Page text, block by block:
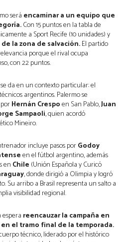
será encaminar a un equipo que
Con 15 puntos en la tabla de
a Sport Recife (10 unidades) y
la zona de salvación.El partido
porque el rival ocupa
con 22 puntos.
da en un contexto particular: el
argentinos. Palermo se
Hernán Crespoen San Pablo,Juan
Sampaoli, quien acordó
Mineiro.
incluye pasos porGodoy
en el fútbol argentino, además
en Chile (Unión Española y Curicó
, donde dirigió a Olimpia y logró
Su arribo a Brasil representa un salto a
visibilidad regional.
espera reencauzar la campaña en
el tramo final de la temporada.
técnico, liderado por el histórico